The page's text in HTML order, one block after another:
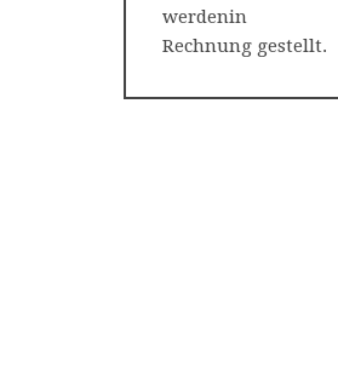
werdenin
Rechnung gestellt.